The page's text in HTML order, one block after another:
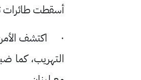
أسقطت طائرات
· اكتشف
التهريب، كما